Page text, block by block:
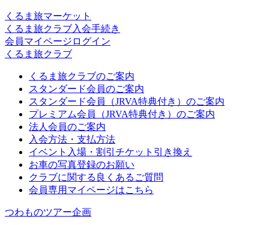
くるま旅マーケット
くるま旅クラブ入会手続き
会員マイページログイン
くるま旅クラブ
くるま旅クラブのご案内
スタンダード会員のご案内
スタンダード会員（JRVA特典付き）のご案内
プレミアム会員（JRVA特典付き）のご案内
法人会員のご案内
入会方法・支払方法
イベント入場・割引チケット引き換え
お車の写真登録のお願い
クラブに関する良くあるご質問
会員専用マイページはこちら
つわものツアー企画